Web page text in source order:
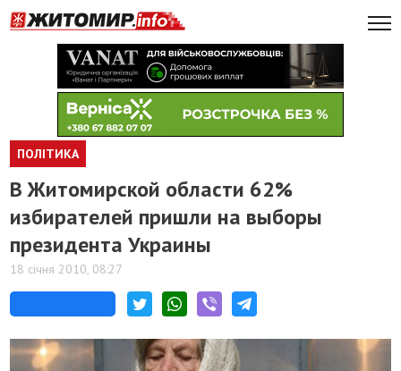
ПОЛІТИКА
В Житомирской области 62%
избирателей пришли на выборы
президента Украины
18 січня 2010, 08:27